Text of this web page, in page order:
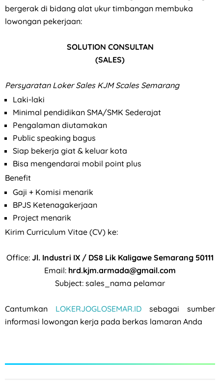
bergerak di bidang alat ukur timbangan membuka
lowongan pekerjaan:
SOLUTION CONSULTAN
(SALES)
Persyaratan Loker Sales KJM Scales Semarang
Laki-laki
Minimal pendidikan SMA/SMK Sederajat
Pengalaman diutamakan
Public speaking bagus
Siap bekerja giat & keluar kota
Bisa mengendarai mobil point plus
Benefit
Gaji + Komisi menarik
BPJS Ketenagakerjaan
Project menarik
Kirim Curriculum Vitae (CV) ke:
Office: Jl. Industri IX / DS8 Lik Kaligawe Semarang 50111
Email: hrd.kjm.armada@gmail.com
Subject: sales_nama pelamar
Cantumkan LOKERJOGLOSEMAR.ID sebagai sumber
informasi lowongan kerja pada berkas lamaran Anda